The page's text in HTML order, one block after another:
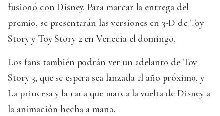
fusionó con Disney. Para marcar la entrega del
premio, se presentarán las versiones en 3-D de Toy
Story y Toy Story 2 en Venecia el domingo.
Los fans también podrán ver un adelanto de Toy
Story 3, que se espera sea lanzada el año próximo, y
La princesa y la rana que marca la vuelta de Disney a
la animación hecha a mano.